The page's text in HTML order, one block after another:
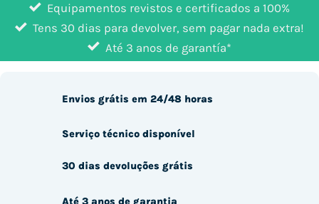
Equipamentos revistos e certificados a 100%
Tens 30 dias para devolver, sem pagar nada extra!
Até 3 anos de garantía*
Envios grátis em 24/48 horas
Serviço técnico disponível
30 dias devoluções grátis
Até 3 anos de garantia